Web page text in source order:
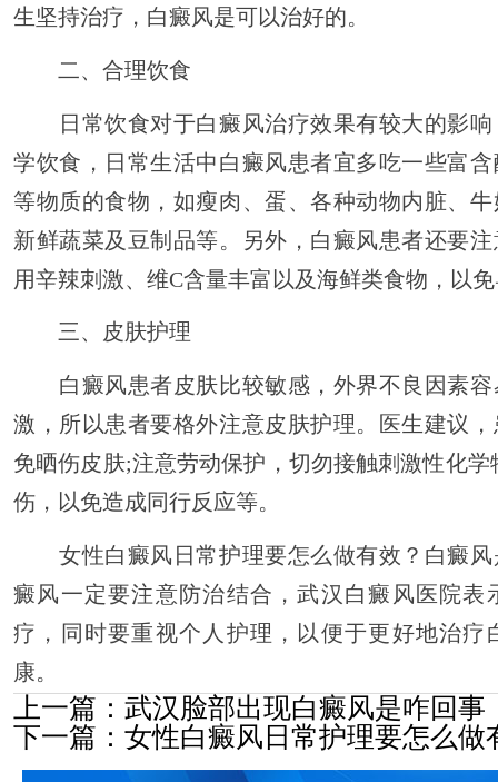
生坚持治疗，白癜风是可以治好的。
二、合理饮食
日常饮食对于白癜风治疗效果有较大的影响
学饮食，日常生活中白癜风患者宜多吃一些富
等物质的食物，如瘦肉、蛋、各种动物内脏、
新鲜蔬菜及豆制品等。另外，白癜风患者还要
用辛辣刺激、维C含量丰富以及海鲜类食物，以
三、皮肤护理
白癜风患者皮肤比较敏感，外界不良因素容
激，所以患者要格外注意皮肤护理。医生建议
免晒伤皮肤;注意劳动保护，切勿接触刺激性化
伤，以免造成同行反应等。
女性白癜风日常护理要怎么做有效？白癜风
癜风一定要注意防治结合，武汉白癜风医院表
疗，同时要重视个人护理，以便于更好地治疗
康。
上一篇： 武汉脸部出现白癜风是咋回事
下一篇： 女性白癜风日常护理要怎么做